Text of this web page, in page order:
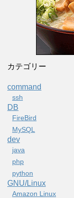
カテゴリー
command
ssh
DB
FireBird
MySQL
dev
java
php
python
GNU/Linux
Amazon Linux